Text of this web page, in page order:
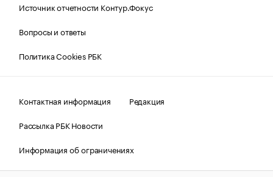
Источник отчетности Контур.Фокус
Вопросы и ответы
Политика Cookies РБК
Контактная информация
Редакция
Рассылка РБК Новости
Информация об ограничениях
Правовая информация
О соблюдении авторских прав